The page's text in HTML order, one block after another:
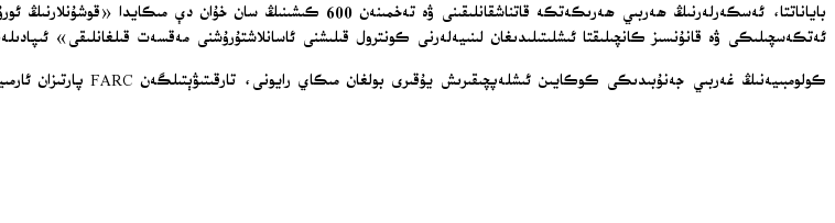
باياناتتا، ئەسكەرلەرنىڭ ھەربىي ھەرىكەتكە قاتناشقانلىقىنى ۋە تەخمىنەن
ئەتكەسچىلىكى ۋە قانۇنسىز كانچىلىقتا ئىشلىتىلىدىغان لىنىيەلەرنى كونترول قىلىشنى ئاسانلاشتۇرۇشنى مەقسەت قىلغانلىقى»
كولومبىيەنىڭ غەربىي جەنۇبىدىكى كوكايىن ئىشلەپچىقىرىش يۇقىرى بولغان مىكاي رايونى، تارقىتىۋېتىلگەن FARC پارتىزان ئارمىيەسىنىڭ مەركىزىي باش ئىشتابى دەپ قارىلىدۇ ۋە بىر ئىسيانچى گۇرۇھ تەرىپىدىن كونترول قىلىنىدۇ.